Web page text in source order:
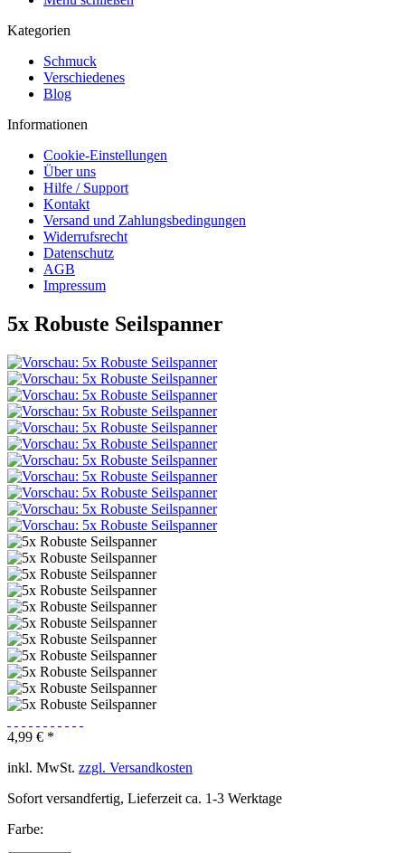
Kategorien
Schmuck
Verschiedenes
Blog
Informationen
Cookie-Einstellungen
Über uns
Hilfe / Support
Kontakt
Versand und Zahlungsbedingungen
Widerrufsrecht
Datenschutz
AGB
Impressum
5x Robuste Seilspanner
4,99 € *
inkl. MwSt. zzgl. Versandkosten
Sofort versandfertig, Lieferzeit ca. 1-3 Werktage
Farbe: